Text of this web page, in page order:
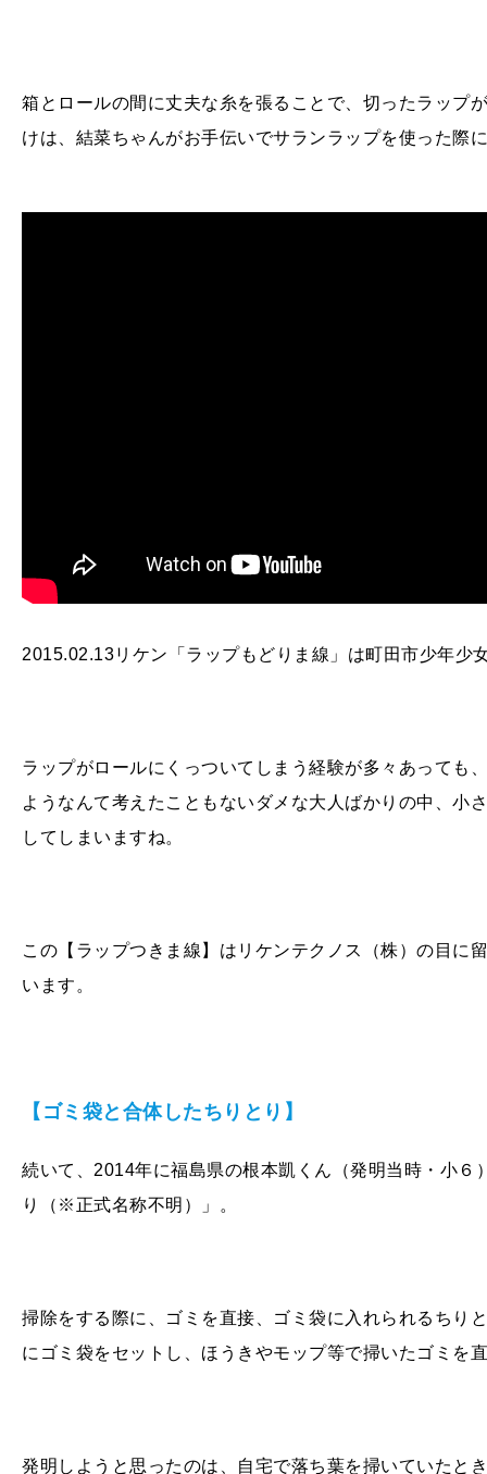
箱とロールの間に丈夫な糸を張ることで、切ったラップ
けは、結菜ちゃんがお手伝いでサランラップを使った際
2015.02.13リケン「ラップもどりま線」は町田市少年少
ラップがロールにくっついてしまう経験が多々あっても
ようなんて考えたこともないダメな大人ばかりの中、小
してしまいますね。
この【ラップつきま線】はリケンテクノス（株）の目に
います。
【ゴミ袋と合体したちりとり】
続いて、2014年に福島県の根本凱くん（発明当時・小
り（※正式名称不明）」。
掃除をする際に、ゴミを直接、ゴミ袋に入れられるちり
にゴミ袋をセットし、ほうきやモップ等で掃いたゴミを
発明しようと思ったのは、自宅で落ち葉を掃いていたと